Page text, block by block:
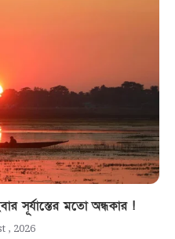
সূর্যাস্তের মতো অন্ধকার !
, 2026